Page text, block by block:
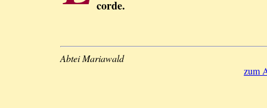
corde.
Abtei Mariawald
zum